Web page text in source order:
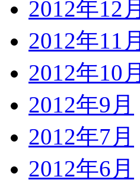
2012年12月
2012年11月
2012年10月
2012年9月
2012年7月
2012年6月